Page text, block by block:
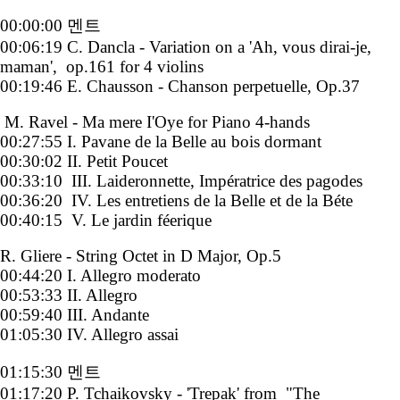
00:00:00 멘트
00:06:19 C. Dancla - Variation on a 'Ah, vous dirai-je,
maman', op.161 for 4 violins
00:19:46 E. Chausson - Chanson perpetuelle, Op.37
M. Ravel - Ma mere I'Oye for Piano 4-hands
00:27:55 I. Pavane de la Belle au bois dormant
00:30:02 II. Petit Poucet
00:33:10 III. Laideronnette, Impératrice des pagodes
00:36:20 IV. Les entretiens de la Belle et de la Béte
00:40:15 V. Le jardin féerique
R. Gliere - String Octet in D Major, Op.5
00:44:20 I. Allegro moderato
00:53:33 II. Allegro
00:59:40 III. Andante
01:05:30 IV. Allegro assai
01:15:30 멘트
01:17:20 P. Tchaikovsky - 'Trepak' from "The